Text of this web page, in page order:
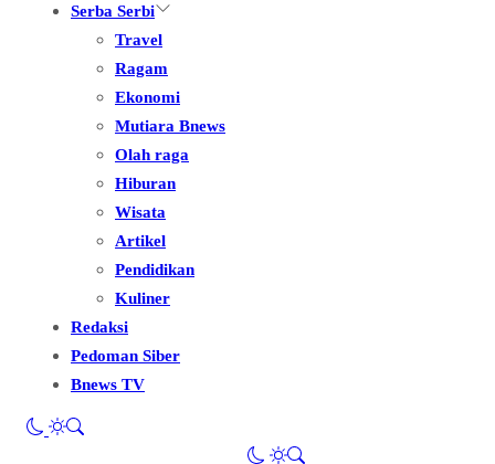
Serba Serbi
Travel
Ragam
Ekonomi
Mutiara Bnews
Olah raga
Hiburan
Wisata
Artikel
Pendidikan
Kuliner
Redaksi
Pedoman Siber
Bnews TV